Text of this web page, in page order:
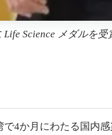
Science メダルを
で4か月にわたる国内